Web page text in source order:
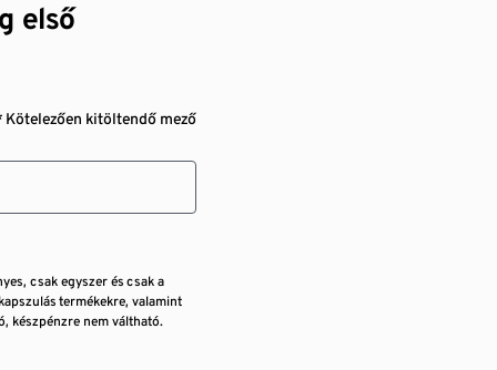
első
Kötelezően kitöltendő mező
csak egyszer és csak a
termékekre, valamint
készpénzre nem váltható.